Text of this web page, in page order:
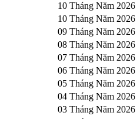
10 Tháng Năm 2026
10 Tháng Năm 2026
09 Tháng Năm 2026
08 Tháng Năm 2026
07 Tháng Năm 2026
06 Tháng Năm 2026
05 Tháng Năm 2026
04 Tháng Năm 2026
03 Tháng Năm 2026